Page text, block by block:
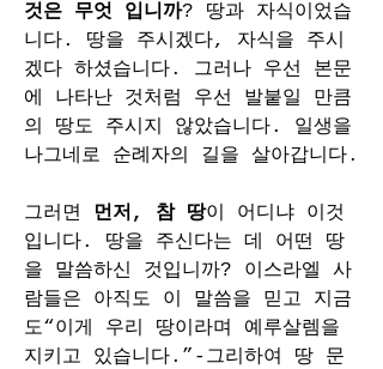
것은 무엇 입니까? 땅과 자식이었습
니다. 땅을 주시겠다, 자식을 주시
겠다 하셨습니다. 그러나 우선 본문
에 나타난 것처럼 우선 발붙일 만큼
의 땅도 주시지 않았습니다. 일생을
나그네로 순례자의 길을 살아갑니다.
그러면 먼저, 참 땅이 어디냐 이것
입니다. 땅을 주신다는 데 어떤 땅
을 말씀하신 것입니까? 이스라엘 사
람들은 아직도 이 말씀을 믿고 지금
도“이게 우리 땅이라며 예루살렘을
지키고 있습니다.”-그리하여 땅 문